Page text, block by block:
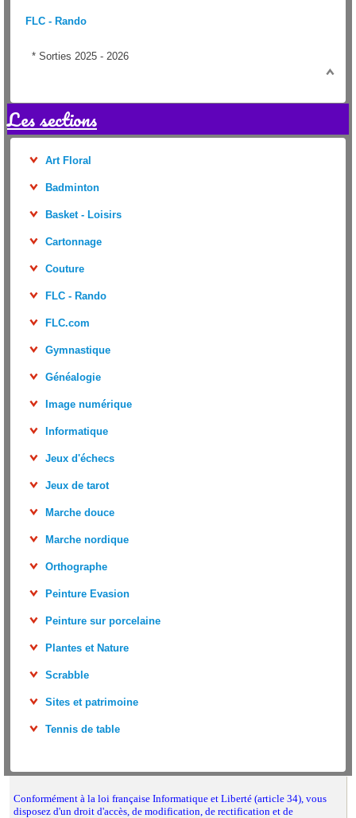
FLC - Rando
* Sorties 2025 - 2026
Les sections
Art Floral
Badminton
Basket - Loisirs
Cartonnage
Couture
FLC - Rando
FLC.com
Gymnastique
Généalogie
Image numérique
Informatique
Jeux d'échecs
Jeux de tarot
Marche douce
Marche nordique
Orthographe
Peinture Evasion
Peinture sur porcelaine
Plantes et Nature
Scrabble
Sites et patrimoine
Tennis de table
Conformément à la loi française Informatique et Liberté (article 34), vous
disposez d'un droit d'accès, de modification, de rectification et de